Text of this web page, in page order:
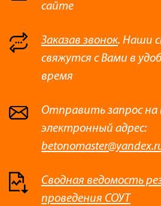
сайте
Заказав звонок. Наши
свяжутся с Вами в
время
Отправить запрос
электронный адрес:
Сводная ведомость
проведения СОУТ